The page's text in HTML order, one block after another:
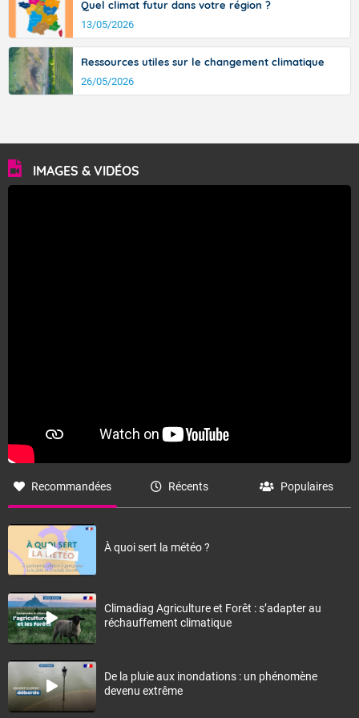
Quel climat futur dans votre région ?
13/05/2026
Ressources utiles sur le changement climatique
26/05/2026
IMAGES & VIDÉOS
Recommandées Récents Populaires
À quoi sert la météo ?
Climadiag Agriculture et Forêt : s’adapter au
réchauffement climatique
De la pluie aux inondations : un phénomène
devenu extrême